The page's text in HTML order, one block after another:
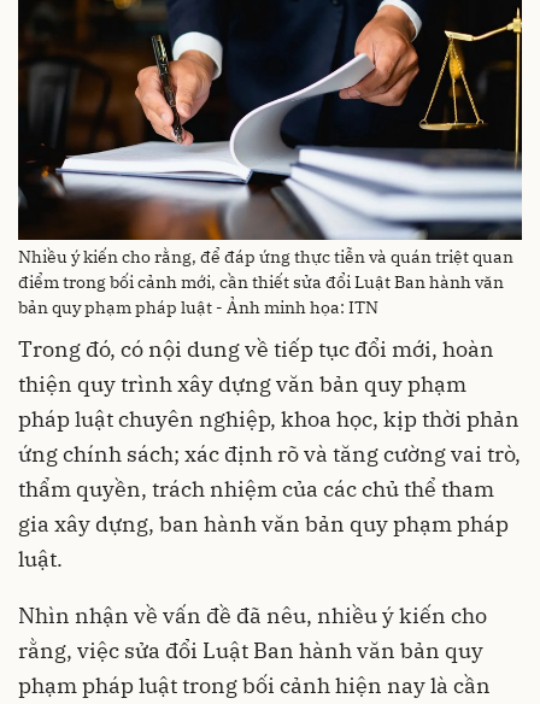
Nhiều ý kiến cho rằng, để đáp ứng thực tiễn và quán triệt quan
điểm trong bối cảnh mới, cần thiết sửa đổi Luật Ban hành văn
bản quy phạm pháp luật - Ảnh minh họa: ITN
Trong đó, có nội dung về tiếp tục đổi mới, hoàn
thiện quy trình xây dựng văn bản quy phạm
pháp luật chuyên nghiệp, khoa học, kịp thời phản
ứng chính sách; xác định rõ và tăng cường vai trò,
thẩm quyền, trách nhiệm của các chủ thể tham
gia xây dựng, ban hành văn bản quy phạm pháp
luật.
Nhìn nhận về vấn đề đã nêu, nhiều ý kiến cho
rằng, việc sửa đổi Luật Ban hành văn bản quy
phạm pháp luật trong bối cảnh hiện nay là cần